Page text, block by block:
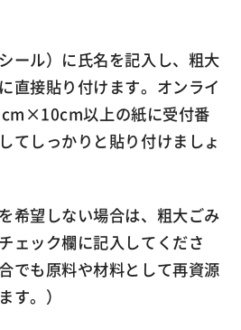
ール）に氏名を記入し、粗大
直接貼り付けます。オンライ
以上の紙に受付番
てしっかりと貼り付けましょ
希望しない場合は、粗大ごみ
ェック欄に記入してくださ
でも原料や材料として再資源
す。）